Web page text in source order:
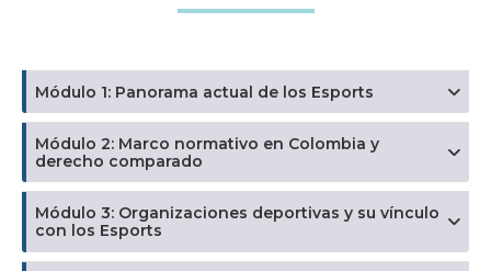
Módulo 1: Panorama actual de los Esports
Módulo 2: Marco normativo en Colombia y
derecho comparado
Módulo 3: Organizaciones deportivas y su vínculo
con los Esports